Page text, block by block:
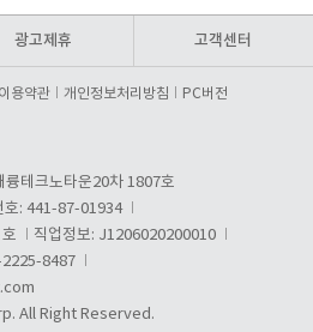
광고제휴 고객센터
용약관 개인정보처리방침 PC버전
륭테크노타운20차 1807호
호: 441-87-01934
직업정보: J1206020200010
8487
All Right Reserved.